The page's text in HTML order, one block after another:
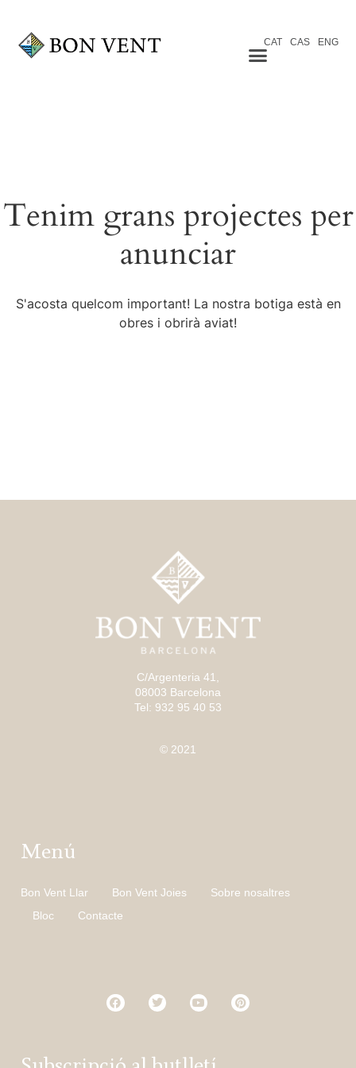
CAT CAS ENG
Tenim grans projectes per
anunciar
S'acosta quelcom important! La nostra botiga està en
obres i obrirà aviat!
C/Argenteria 41,
08003 Barcelona
Tel: 932 95 40 53
© 2021
Menú
Bon Vent Llar Bon Vent Joies
Sobre nosaltres
Bloc
Contacte